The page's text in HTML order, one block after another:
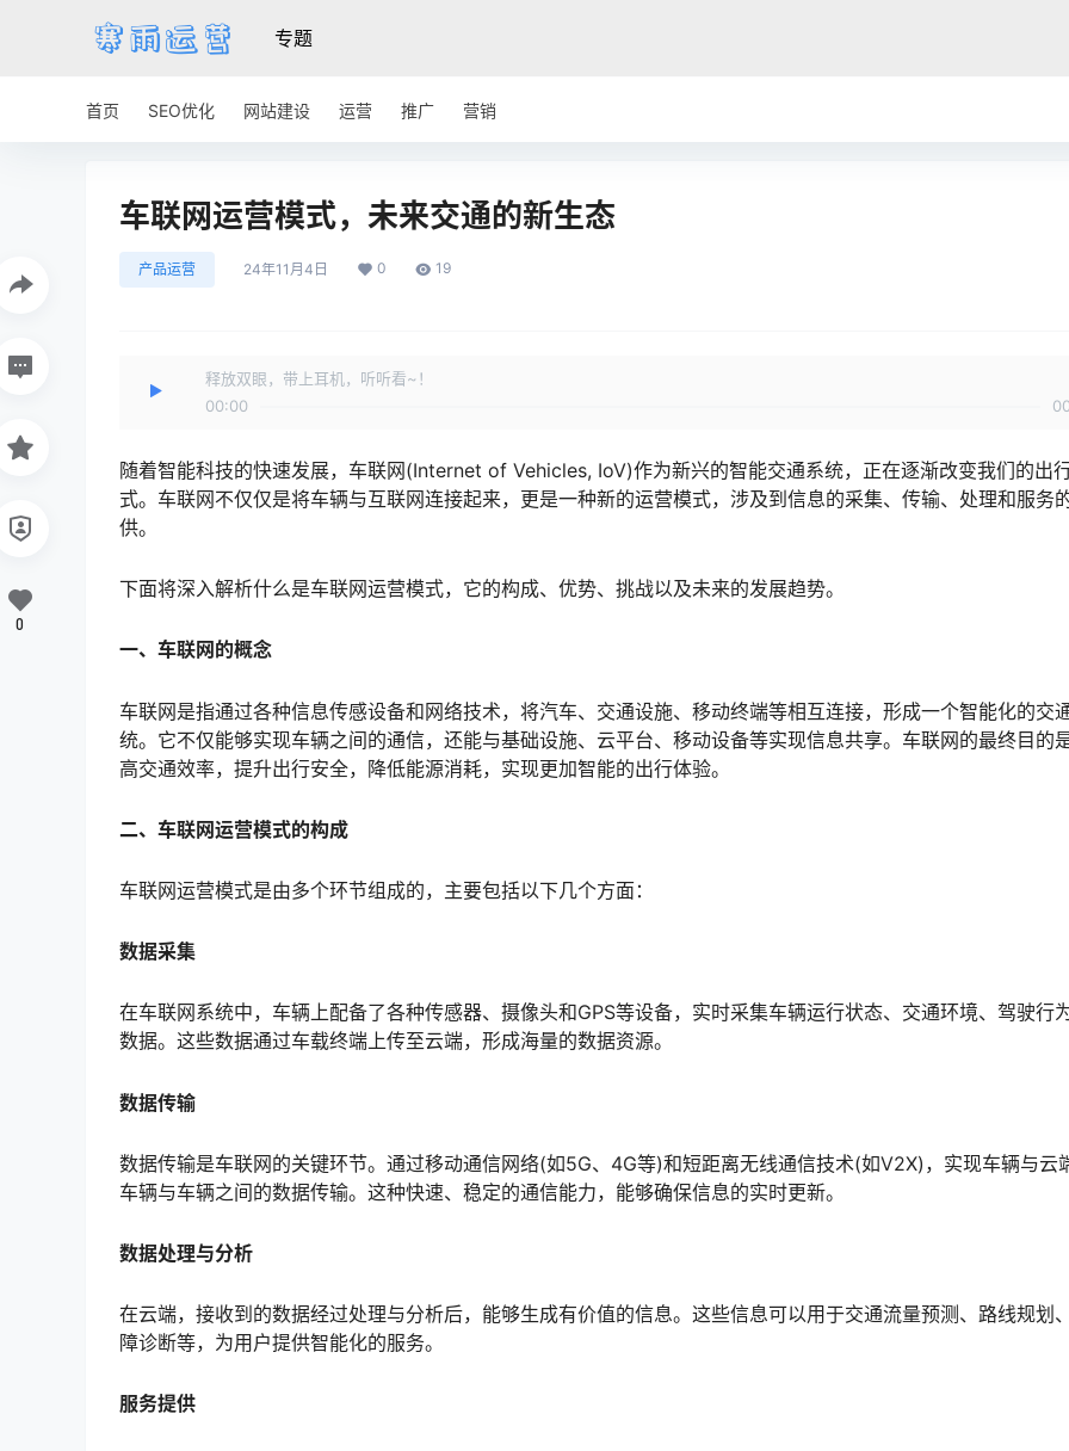
专题
首页 SEO优化 网站建设 运营 推广 营销
车联网运营模式，未来交通的新生态
产品运营 24年11月4日 0 19
释放双眼，带上耳机，听听看~！
00:00
随着智能科技的快速发展，车联网(Internet of Vehicles, IoV)作为新兴的智能交通系统，正在逐渐改变我们的出
式。车联网不仅仅是将车辆与互联网连接起来，更是一种新的运营模式，涉及到信息的采集、传输、处理和服务
供。
下面将深入解析什么是车联网运营模式，它的构成、优势、挑战以及未来的发展趋势。
一、车联网的概念
车联网是指通过各种信息传感设备和网络技术，将汽车、交通设施、移动终端等相互连接，形成一个智能化的交
统。它不仅能够实现车辆之间的通信，还能与基础设施、云平台、移动设备等实现信息共享。车联网的最终目的
高交通效率，提升出行安全，降低能源消耗，实现更加智能的出行体验。
二、车联网运营模式的构成
车联网运营模式是由多个环节组成的，主要包括以下几个方面：
数据采集
在车联网系统中，车辆上配备了各种传感器、摄像头和GPS等设备，实时采集车辆运行状态、交通环境、驾驶行
数据。这些数据通过车载终端上传至云端，形成海量的数据资源。
数据传输
数据传输是车联网的关键环节。通过移动通信网络(如5G、4G等)和短距离无线通信技术(如V2X)，实现车辆与云
车辆与车辆之间的数据传输。这种快速、稳定的通信能力，能够确保信息的实时更新。
数据处理与分析
在云端，接收到的数据经过处理与分析后，能够生成有价值的信息。这些信息可以用于交通流量预测、路线规划
障诊断等，为用户提供智能化的服务。
服务提供
0